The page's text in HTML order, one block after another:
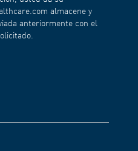
almacene y
anteriormente con el